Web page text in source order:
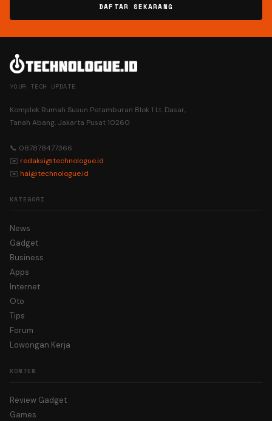
DAFTAR SEKARANG
YOUR TECH UPDATE
Komplek Rumah Susun Petamburan Blok 1 Lt. Dasar,
Tanah Abang, Jakarta Pusat 10260
📞 087878477366
✉️ redaksi@technologue.id
✉️ hai@technologue.id
KATEGORI
News
Gadget
Business
Apps
Internet
Oto
Tips
Forum
Lowongan Kerja
KONTEN
Review Gadget
Games